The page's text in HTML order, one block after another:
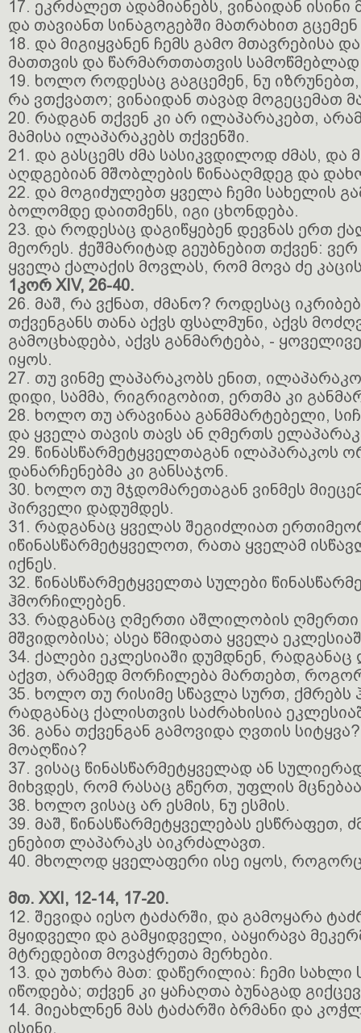
17. ეკრძალეთ ადამიანებს, ვინაიდან
და თავიანთ სინაგოგებში მათრახით
18. და მიგიყვანენ ჩემს გამო მთავრებისა
მათთვის და წარმართთათვის
19. ხოლო როდესაც გაგცემენ, ნუ
რა ვთქვათო; ვინაიდან თავად მოგეცემათ
20. რადგან თქვენ კი არ ილაპარაკებთ,
მამისა ილაპარაკებს თქვენში.
21. და გასცემს ძმა სასიკვდილოდ ძმას, და
აღდგებიან მშობლების წინააღმდეგ და
22. და მოგიძულებთ ყველა ჩემი სახელის
ბოლომდე დაითმენს, იგი ცხონდება.
23. და როდესაც დაგიწყებენ დევნას ერთ
მეორეს. ჭეშმარიტად გეუბნებით თქვენ:
ყველა ქალაქის მოვლას, რომ მოვა ძე
1კორ XIV, 26-40.
26. მაშ, რა ვქნათ, ძმანო? როდესაც
თქვენგანს თანა აქვს ფსალმუნი, აქვს
გამოცხადება, აქვს განმარტება, -
იყოს.
27. თუ ვინმე ლაპარაკობს ენით,
დიდი, სამმა, რიგრიგობით, ერთმა კი
28. ხოლო თუ არავინაა განმმარტებელი,
და ყველა თავის თავს ან ღმერთს
29. წინასწარმეტყველთაგან ილაპარაკოს
დანარჩენებმა კი განსაჯონ.
30. ხოლო თუ მჯდომარეთაგან ვინმეს
პირველი დადუმდეს.
31. რადგანაც ყველას შეგიძლიათ
იწინასწარმეტყველოთ, რათა ყველამ
იქნეს.
32. წინასწარმეტყველთა სულები
ჰმორჩილებენ.
33. რადგანაც ღმერთი აშლილობის ღმერთი
მშვიდობისა; ასეა წმიდათა ყველა
34. ქალები ეკლესიაში დუმდნენ, რადგანაც
აქვთ, არამედ მორჩილება მართებთ,
35. ხოლო თუ რისიმე სწავლა სურთ, ქმრებს
რადგანაც ქალისთვის საძრახისია
36. განა თქვენგან გამოვიდა ღვთის
მოაღწია?
37. ვისაც წინასწარმეტყველად ან
მიხვდეს, რომ რასაც გწერთ, უფლის
38. ხოლო ვისაც არ ესმის, ნუ ესმის.
39. მაშ, წინასწარმეტყველებას ესწრაფეთ,
ენებით ლაპარაკს აიკრძალავთ.
40. მხოლოდ ყველაფერი ისე იყოს, როგორც
მთ. XXI, 12-14, 17-20.
12. შევიდა იესო ტაძარში, და გამოყარა
მყიდველი და გამყიდველი, ააყირავა
მტრედებით მოვაჭრეთა მერხები.
13. და უთხრა მათ: დაწერილია: ჩემი
იწოდება; თქვენ კი ყაჩაღთა ბუნაგად
14. მიეახლნენ მას ტაძარში ბრმანი და
ისინი.